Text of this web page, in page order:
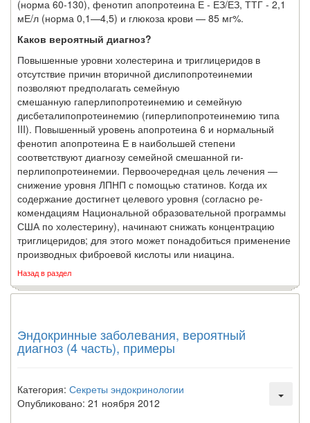
(норма 60-130), фенотип апопротеина Е - ЕЗ/ЕЗ, ТТГ - 2,1
мЕ/л (норма 0,1—4,5) и глюкоза крови — 85 мг%.
Каков вероятный диагноз?
Повышенные уровни холестерина и триглицеридов в
отсутствие причин вторичной дислипопротеинемии
позволяют предполагать семейную
смешанную гаперлипопротеинемию и семейную
дисбеталипопротеинемию (гиперлипопротеинемию типа
III). Повышенный уровень апопротеина 6 и нормальный
фенотип апопротеина Е в наибольшей степени
соответствуют диагнозу семейной смешанной ги-
перлипопротеинемии. Первоочередная цель лечения —
снижение уровня ЛПНП с помощью статинов. Когда их
содержание достигнет целевого уровня (согласно ре­
комендациям Национальной образовательной программы
США по холестерину), начинают снижать концентрацию
триглицеридов; для этого может понадобиться применение
производных фиброевой кислоты или ниацина.
Назад в раздел
Эндокринные заболевания, вероятный
диагноз (4 часть), примеры
Категория: Секреты эндокринологии
Опубликовано: 21 ноября 2012